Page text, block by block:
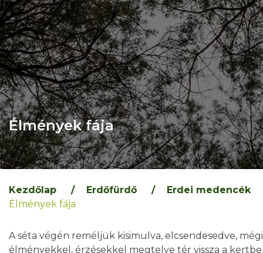
Élmények fája
Kezdőlap / Erdőfürdő /
Erdei medencék
Élmények fája
A séta végén reméljük kisimulva, elcsendesedve,
élményekkel, érzésekkel megtelve tér vissza a